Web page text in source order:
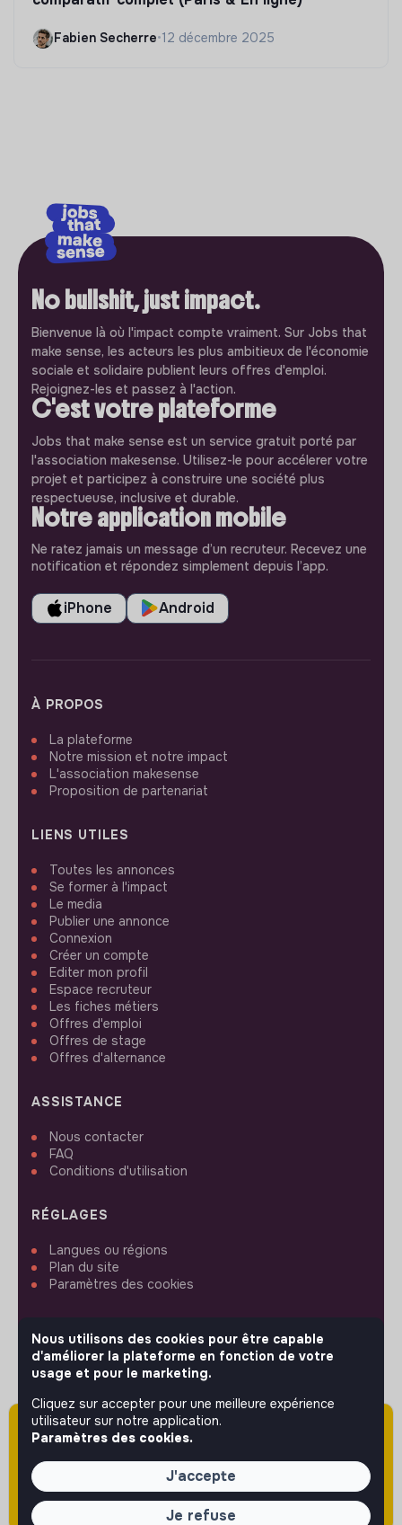
Attention cette annonce a été publiée il y a
plus de 60 jours (le 18/05/2026) et est sans
doute expirée ou non mise à jour.
Fabien Secherre•12 décembre 2025
No bullshit, just impact.
Bienvenue là où l'impact compte vraiment. Sur Jobs that
make sense, les acteurs les plus ambitieux de l'économie
sociale et solidaire publient leurs offres d'emploi.
Rejoignez-les et passez à l'action.
C'est votre plateforme
Jobs that make sense est un service gratuit porté par
l'association makesense. Utilisez-le pour accélerer votre
projet et participez à construire une société plus
respectueuse, inclusive et durable.
Notre application mobile
Ne ratez jamais un message d’un recruteur. Recevez une
notification et répondez simplement depuis l’app.
iPhone Android
À PROPOS
La plateforme
Notre mission et notre impact
L'association makesense
Proposition de partenariat
LIENS UTILES
Toutes les annonces
Se former à l'impact
Le media
Publier une annonce
Connexion
Créer un compte
Editer mon profil
Espace recruteur
Les fiches métiers
Offres d'emploi
Offres de stage
Offres d'alternance
ASSISTANCE
Nous contacter
FAQ
Conditions d'utilisation
RÉGLAGES
Langues ou régions
Plan du site
Paramètres des cookies
SUIVEZ-NOUS
© 2026 jobs that makesense.
Nous utilisons des cookies pour être capable
d'améliorer la plateforme en fonction de votre
usage et pour le marketing.
Cliquez sur accepter pour une meilleure expérience
utilisateur sur notre application.
Paramètres des cookies.
J'accepte
Je refuse